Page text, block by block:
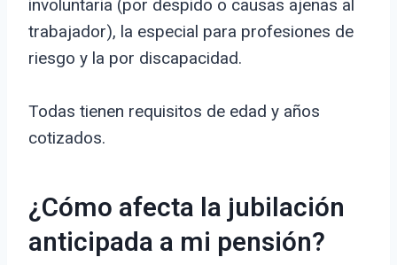
involuntaria (por despido o causas ajenas al
trabajador), la especial para profesiones de
riesgo y la por discapacidad.
Todas tienen requisitos de edad y años
cotizados.
¿Cómo afecta la jubilación
anticipada a mi pensión?